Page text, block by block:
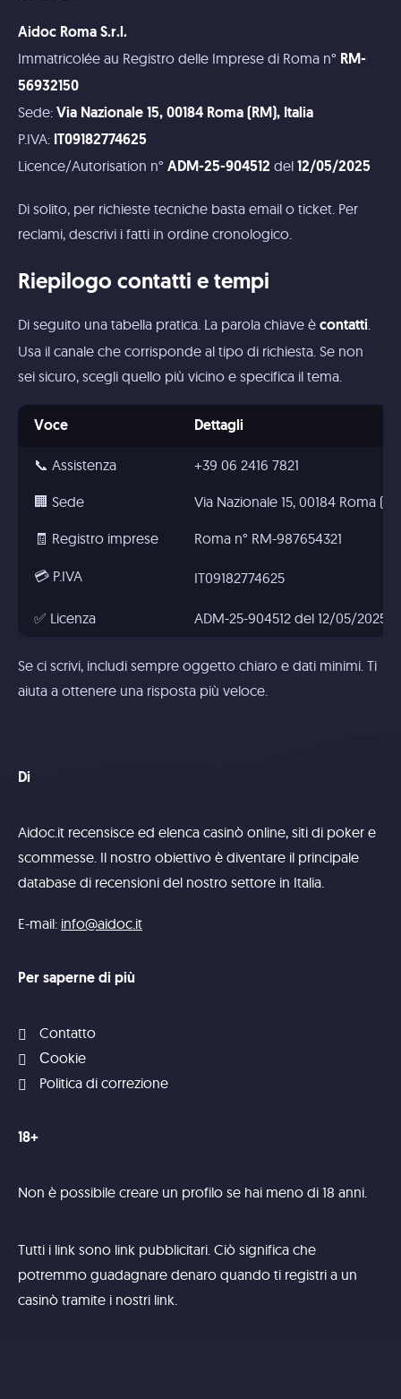
Aidoc Roma S.r.l.
Immatricolée au Registro delle Imprese di Roma n° RM-
56932150
Sede: Via Nazionale 15, 00184 Roma (RM), Italia
P.IVA: IT09182774625
Licence/Autorisation n° ADM-25-904512 del 12/05/2025
Di solito, per richieste tecniche basta email o ticket. Per
reclami, descrivi i fatti in ordine cronologico.
Riepilogo contatti e tempi
Di seguito una tabella pratica. La parola chiave è contatti.
Usa il canale che corrisponde al tipo di richiesta. Se non
sei sicuro, scegli quello più vicino e specifica il tema.
Voce Dettagli
📞 Assistenza +39 06 2416 7821
🏢 Sede Via Nazionale 15, 00184 Roma
🧾 Registro imprese Roma n° RM-987654321
💳 P.IVA IT09182774625
✅ Licenza ADM-25-904512 del 12/05/2025
Se ci scrivi, includi sempre oggetto chiaro e dati minimi. Ti
aiuta a ottenere una risposta più veloce.
Di
Aidoc.it recensisce ed elenca casinò online, siti di poker e
scommesse. Il nostro obiettivo è diventare il principale
database di recensioni del nostro settore in Italia.
E-mail: info@aidoc.it
Per saperne di più
Contatto
Сookie
Politica di correzione
18+
Non è possibile creare un profilo se hai meno di 18 anni.
Tutti i link sono link pubblicitari. Ciò significa che
potremmo guadagnare denaro quando ti registri a un
casinò tramite i nostri link.